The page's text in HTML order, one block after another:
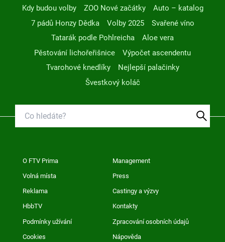
Kdy budou volby
ZOO Nové začátky
Auto – katalog
7 pádů Honzy Dědka
Volby 2025
Svařené víno
Tatarák podle Pohlreicha
Aloe vera
Pěstování lichořeřišnice
Výpočet ascendentu
Tvarohové knedlíky
Nejlepší palačinky
Švestkový koláč
O FTV Prima Management
Volná místa Press
Reklama Castingy a výzvy
HbbTV Kontakty
Podmínky užívání Zpracování osobních údajů
Cookies Nápověda